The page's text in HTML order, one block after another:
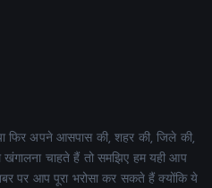
फिर अपने आसपास की, शहर की, जिले की,
चाहते हैं तो समझिए हम यही आप
पर आप पूरा भरोसा कर सकते हैं क्योंकि ये